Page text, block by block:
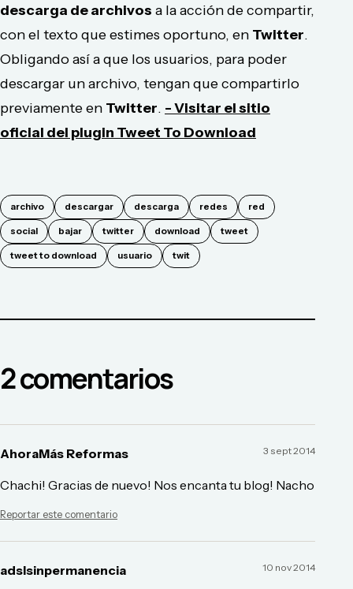
descarga de archivos a la acción de compartir,
con el texto que estimes oportuno, en Twitter.
Obligando así a que los usuarios, para poder
descargar un archivo, tengan que compartirlo
previamente en Twitter. - Visitar el sitio
oficial del plugin Tweet To Download
archivo descargar descarga redes red
social bajar twitter download tweet
tweet to download usuario twit
2comentarios
AhoraMás Reformas 3 sept 2014
Chachi! Gracias de nuevo! Nos encanta tu blog! Nacho
Reportar este comentario
adslsinpermanencia 10 nov 2014